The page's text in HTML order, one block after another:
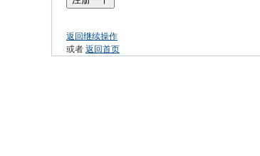
返回继续操作
或者 返回首页